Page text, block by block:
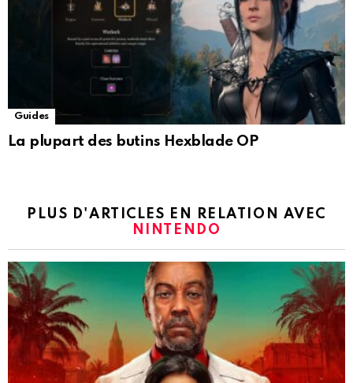
Guides
La plupart des butins Hexblade OP
PLUS D'ARTICLES EN RELATION AVEC
NINTENDO